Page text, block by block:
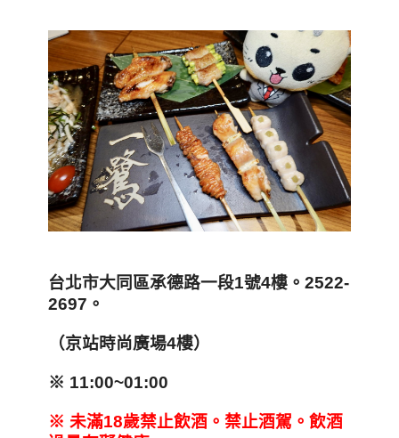
台北市大同區承德路一段1號4樓。2522-
2697 。
（京站時尚廣場4樓）
※ 11:00~01:00
※ 未滿18歲禁止飲酒。禁止酒駕。飲酒